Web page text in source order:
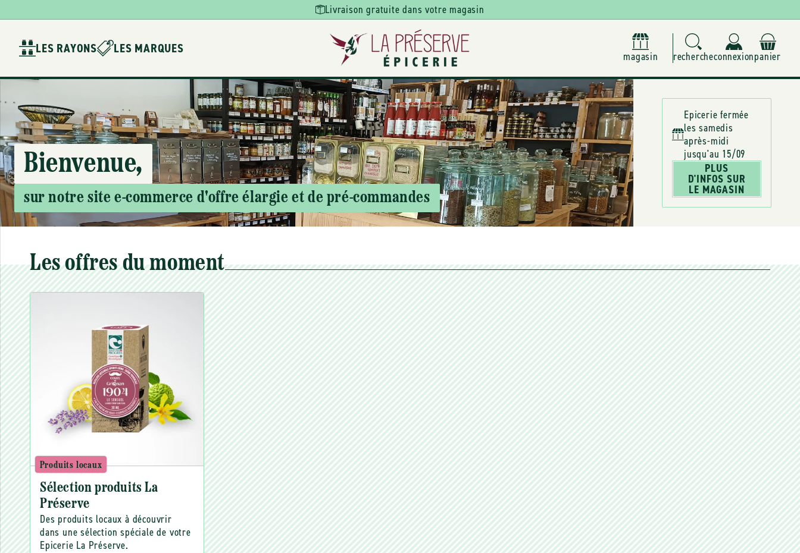
Livraison gratuite dans votre magasin
LES RAYONS LES MARQUES
magasin rechercheconnexionpanier
Bienvenue,
sur notre site e-commerce d'offre élargie et de pré-commandes
Epicerie fermée
les samedis
après-midi
jusqu'au 15/09
PLUS
D'INFOS SUR
LE MAGASIN
Les offres du moment
Produits locaux
Sélection produits La
Préserve
Des produits locaux à découvrir
dans une sélection spéciale de votre
Epicerie La Préserve.